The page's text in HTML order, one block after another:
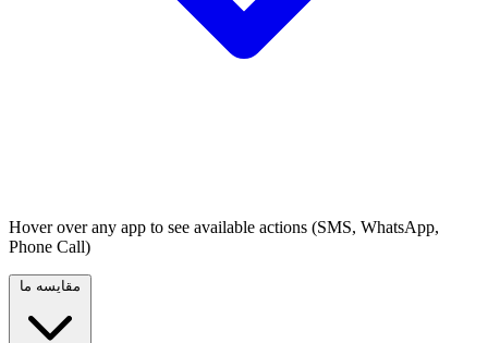
Hover over any app to see available actions (SMS, WhatsApp,
Phone Call)